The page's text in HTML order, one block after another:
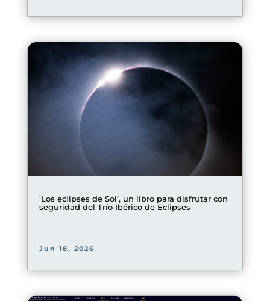
‘Los eclipses de Sol’, un libro para disfrutar con
seguridad del Trío Ibérico de Eclipses
Jun 18, 2026